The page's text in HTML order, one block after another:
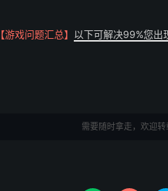
【游戏问题汇总】 以下可解决99%您出
需要随时拿走，欢迎转